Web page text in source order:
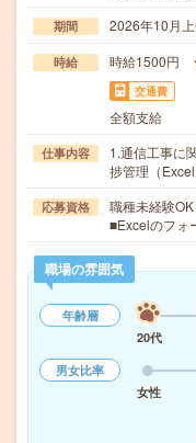
期間 2026年10月
時給 時給1500円
交通費
全額支給
仕事内容
1.通信工事に
捗管理（
応募資格
職種未経験
■Excelのフォ
職場の雰囲気
年齢層
20代
男女比率
女性